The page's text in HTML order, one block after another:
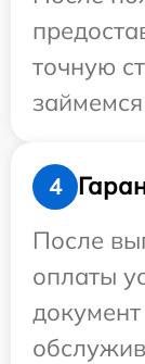
точную
4
После
оплаты